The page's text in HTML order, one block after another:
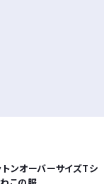
ンオーバーサイズTシ